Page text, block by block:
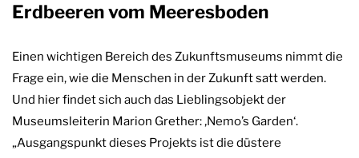
Erdbeeren vom Meeresboden
Einen wichtigen Bereich des Zukunftsmuseums nimmt die
Frage ein, wie die Menschen in der Zukunft satt werden.
Und hier findet sich auch das Lieblingsobjekt der
Museumsleiterin Marion Grether: ‚Nemo’s Garden‘.
„Ausgangspunkt dieses Projekts ist die düstere